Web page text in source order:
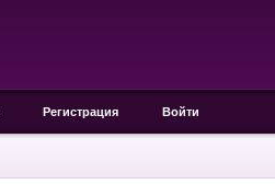
Регистрация Войти